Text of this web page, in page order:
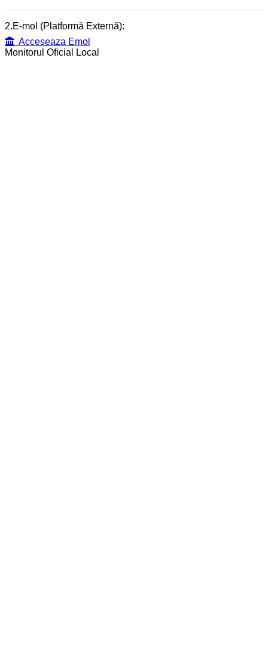
2.E-mol (Platformă Externă):
Acceseaza Emol
Monitorul Oficial Local